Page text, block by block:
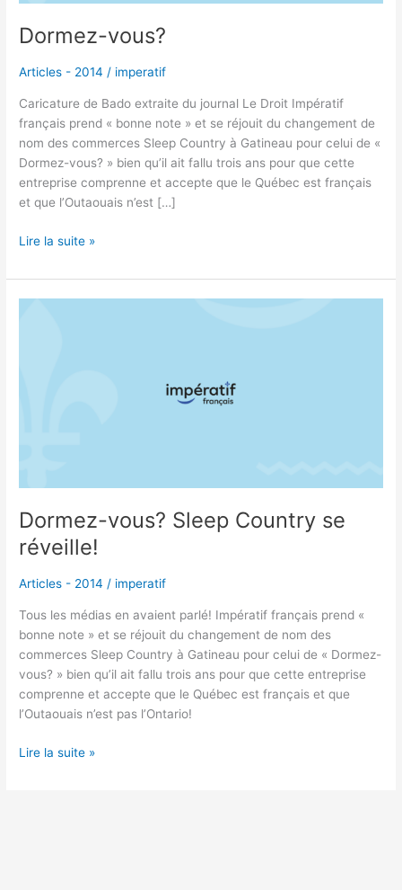
Dormez-vous?
Articles - 2014 / imperatif
Caricature de Bado extraite du journal Le Droit Impératif
français prend « bonne note » et se réjouit du changement de
nom des commerces Sleep Country à Gatineau pour celui de «
Dormez-vous? » bien qu’il ait fallu trois ans pour que cette
entreprise comprenne et accepte que le Québec est français
et que l’Outaouais n’est […]
Lire la suite »
Dormez-vous? Sleep Country se
réveille!
Articles - 2014 / imperatif
Tous les médias en avaient parlé! Impératif français prend «
bonne note » et se réjouit du changement de nom des
commerces Sleep Country à Gatineau pour celui de « Dormez-
vous? » bien qu’il ait fallu trois ans pour que cette entreprise
comprenne et accepte que le Québec est français et que
l’Outaouais n’est pas l’Ontario!
Lire la suite »